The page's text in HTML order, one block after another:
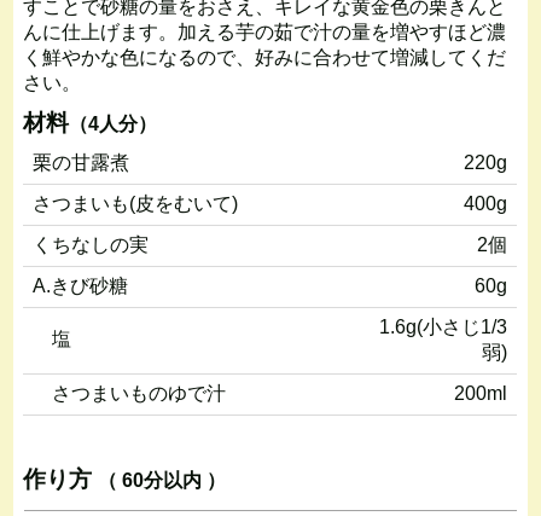
すことで砂糖の量をおさえ、キレイな黄金色の栗きんと
んに仕上げます。加える芋の茹で汁の量を増やすほど濃
く鮮やかな色になるので、好みに合わせて増減してくだ
さい。
材料（4人分）
栗の甘露煮
220g
さつまいも(皮をむいて)
400g
くちなしの実
2個
A.きび砂糖
60g
塩
1.6g(小さじ1/3
弱)
さつまいものゆで汁
200ml
作り方 （ 60分以内 ）